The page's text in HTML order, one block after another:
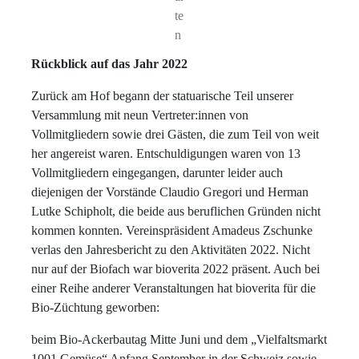
te
n
Rückblick auf das Jahr 2022
Zurück am Hof begann der statuarische Teil unserer
Versammlung mit neun Vertreter:innen von
Vollmitgliedern sowie drei Gästen, die zum Teil von weit
her angereist waren. Entschuldigungen waren von 13
Vollmitgliedern eingegangen, darunter leider auch
diejenigen der Vorstände Claudio Gregori und Herman
Lutke Schipholt, die beide aus beruflichen Gründen nicht
kommen konnten. Vereinspräsident Amadeus Zschunke
verlas den Jahresbericht zu den Aktivitäten 2022. Nicht
nur auf der Biofach war bioverita 2022 präsent. Auch bei
einer Reihe anderer Veranstaltungen hat bioverita für die
Bio-Züchtung geworben:
beim Bio-Ackerbautag Mitte Juni und dem „Vielfaltsmarkt